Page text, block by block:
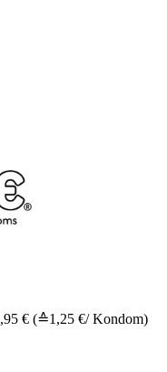
€ (≙1,25 €/ Kondom)